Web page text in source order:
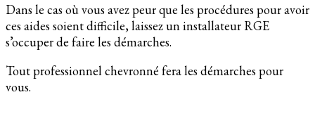
Dans le cas où vous avez peur que les procédures pour avoir
ces aides soient difficile, laissez un installateur RGE
s’occuper de faire les démarches.
Tout professionnel chevronné fera les démarches pour
vous.